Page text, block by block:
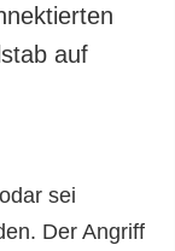
auf
sei
Der Angriff